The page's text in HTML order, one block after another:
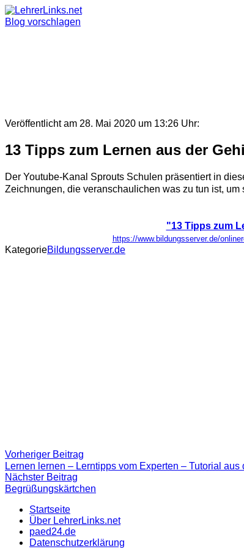
Skip
to
Blog vorschlagen
Veröffentlicht am 28. Mai 2020 um 13:26 Uhr:
13 Tipps zum Lernen aus der
Der Youtube-Kanal Sprouts Schulen präsentiert in
Zeichnungen, die veranschaulichen was zu tun ist,
"13 Tipps zum
https://www.bildungsserver.de/
KategorieBildungsserver.de
Beitragsnavigation
Vorheriger Beitrag
Beitrag:
Lernen lernen – Lerntipps vom Experten – Tutorial
Nächster Beitrag
Beitrag
Begrüßungskärtchen
Startseite
Über LehrerLinks.net
paed24.de
Datenschutzerklärung